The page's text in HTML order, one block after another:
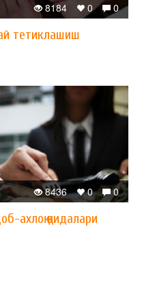
0
0
8184
тетиклашиш
0
0
8436
ахлоқ қоидалари